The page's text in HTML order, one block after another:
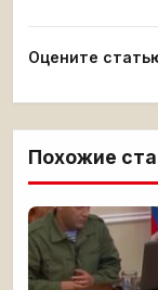
Оцените
Похожие